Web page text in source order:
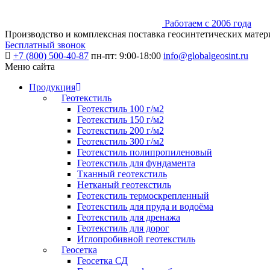
Работаем с 2006 года
Производство и комплексная поставка геосинтетических
Бесплатный звонок
+7 (800) 500-40-87 пн-пт: 9:00-18:00 info@globalgeosint.ru
Меню сайта
Продукция
Геотекстиль
Геотекстиль 100 г/м2
Геотекстиль 150 г/м2
Геотекстиль 200 г/м2
Геотекстиль 300 г/м2
Геотекстиль полипропиленовый
Геотекстиль для фундамента
Тканный геотекстиль
Нетканый геотекстиль
Геотекстиль термоскрепленный
Геотекстиль для пруда и водоёма
Геотекстиль для дренажа
Геотекстиль для дорог
Иглопробивной геотекстиль
Геосетка
Геосетка СД